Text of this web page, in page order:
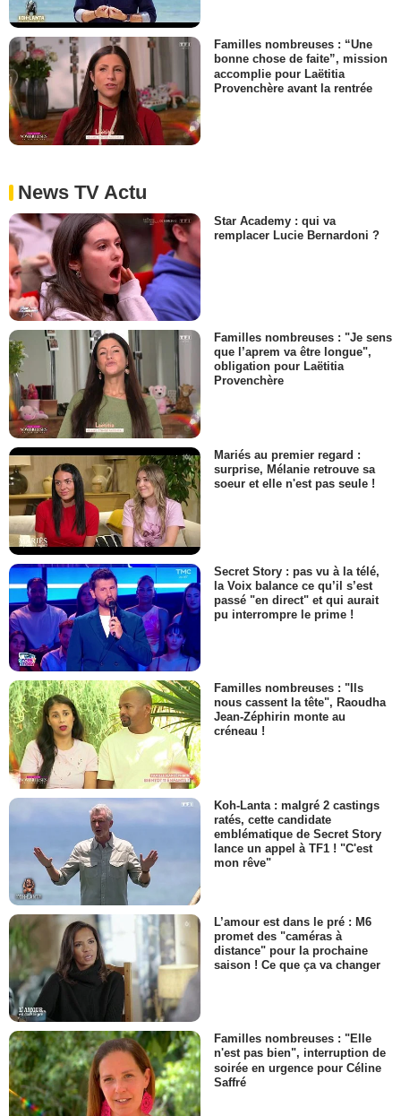
Familles nombreuses : “Une
bonne chose de faite”, mission
accomplie pour Laëtitia
Provenchère avant la rentrée
News TV Actu
Star Academy : qui va
remplacer Lucie Bernardoni ?
Familles nombreuses : "Je sens
que l’aprem va être longue",
obligation pour Laëtitia
Provenchère
Mariés au premier regard :
surprise, Mélanie retrouve sa
soeur et elle n'est pas seule !
Secret Story : pas vu à la télé,
la Voix balance ce qu’il s’est
passé "en direct" et qui aurait
pu interrompre le prime !
Familles nombreuses : "Ils
nous cassent la tête", Raoudha
Jean-Zéphirin monte au
créneau !
Koh-Lanta : malgré 2 castings
ratés, cette candidate
emblématique de Secret Story
lance un appel à TF1 ! "C'est
mon rêve"
L’amour est dans le pré : M6
promet des "caméras à
distance" pour la prochaine
saison ! Ce que ça va changer
Familles nombreuses : "Elle
n'est pas bien", interruption de
soirée en urgence pour Céline
Saffré